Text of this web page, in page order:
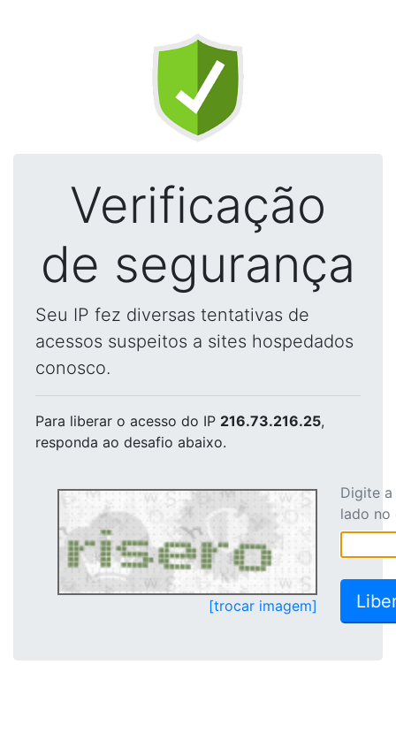
Verificação
de segurança
Seu IP fez diversas tentativas de
acessos suspeitos a sites hospedados
conosco.
Para liberar o acesso do IP 216.73.216.25,
responda ao desafio abaixo.
[trocar imagem]
Digite
lado no